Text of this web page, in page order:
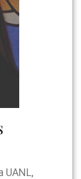
UANL,